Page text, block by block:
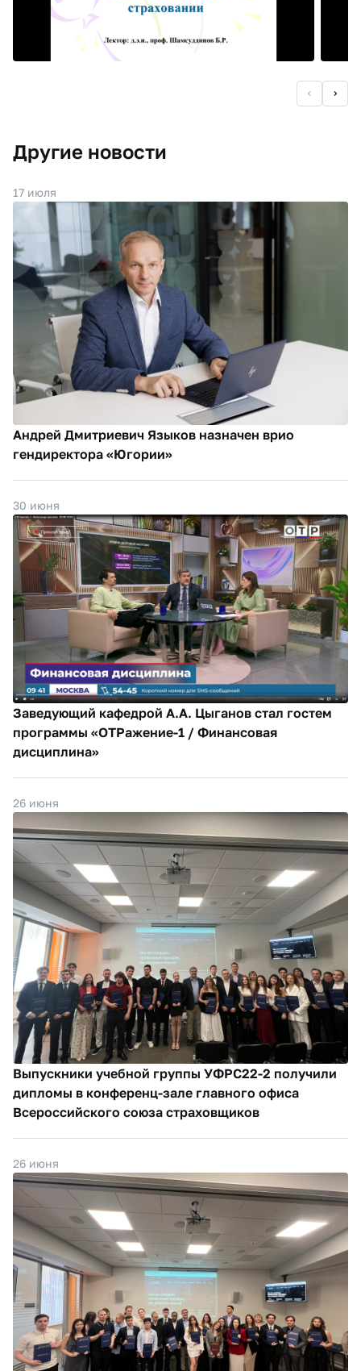
Другие новости
17 июля
Андрей Дмитриевич Языков назначен врио
гендиректора «Югории»
30 июня
Заведующий кафедрой А.А. Цыганов стал гостем
программы «ОТРажение-1 / Финансовая
дисциплина»
26 июня
Выпускники учебной группы УФРС22-2 получили
дипломы в конференц-зале главного офиса
Всероссийского союза страховщиков
26 июня